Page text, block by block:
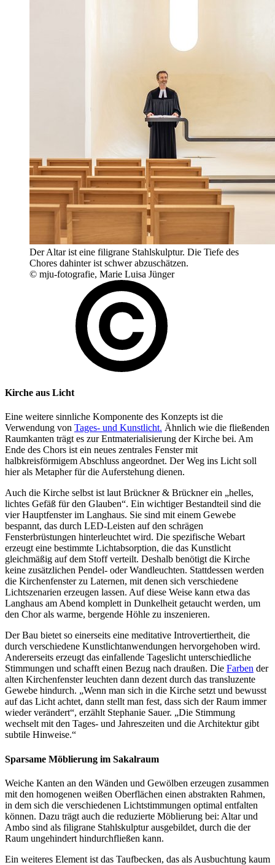
Der Altar ist eine filigrane Stahlskulptur. Die Tiefe des
Chores dahinter ist schwer abzuschätzen.
© mju-fotografie, Marie Luisa Jünger
Kirche aus Licht
Eine weitere sinnliche Komponente des Konzepts ist die
Verwendung von Tages- und Kunstlicht. Ähnlich wie die fließenden
Raumkanten trägt es zur Entmaterialisierung der Kirche bei. Am
Ende des Chors ist ein neues zentrales Fenster mit
halbkreisförmigem Abschluss angeordnet. Der Weg ins Licht soll
hier als Metapher für die Auferstehung dienen.
Auch die Kirche selbst ist laut Brückner & Brückner ein „helles,
lichtes Gefäß für den Glauben“. Ein wichtiger Bestandteil sind die
vier Hauptfenster im Langhaus. Sie sind mit einem Gewebe
bespannt, das durch LED-Leisten auf den schrägen
Fensterbrüstungen hinterleuchtet wird. Die spezifische Webart
erzeugt eine bestimmte Lichtabsorption, die das Kunstlicht
gleichmäßig auf dem Stoff verteilt. Deshalb benötigt die Kirche
keine zusätzlichen Pendel- oder Wandleuchten. Stattdessen werden
die Kirchenfenster zu Laternen, mit denen sich verschiedene
Lichtszenarien erzeugen lassen. Auf diese Weise kann etwa das
Langhaus am Abend komplett in Dunkelheit getaucht werden, um
den Chor als warme, bergende Höhle zu inszenieren.
Der Bau bietet so einerseits eine meditative Introvertiertheit, die
durch verschiedene Kunstlichtanwendungen hervorgehoben wird.
Andererseits erzeugt das einfallende Tageslicht unterschiedliche
Stimmungen und schafft einen Bezug nach draußen. Die Farben der
alten Kirchenfenster leuchten dann dezent durch das transluzente
Gewebe hindurch. „Wenn man sich in die Kirche setzt und bewusst
auf das Licht achtet, dann stellt man fest, dass sich der Raum immer
wieder verändert“, erzählt Stephanie Sauer. „Die Stimmung
wechselt mit den Tages- und Jahreszeiten und die Architektur gibt
subtile Hinweise.“
Sparsame Möblierung im Sakalraum
Weiche Kanten an den Wänden und Gewölben erzeugen zusammen
mit den homogenen weißen Oberflächen einen abstrakten Rahmen,
in dem sich die verschiedenen Lichtstimmungen optimal entfalten
können. Dazu trägt auch die reduzierte Möblierung bei: Altar und
Ambo sind als filigrane Stahlskulptur ausgebildet, durch die der
Raum ungehindert hindurchfließen kann.
Ein weiteres Element ist das Taufbecken, das als Ausbuchtung kaum